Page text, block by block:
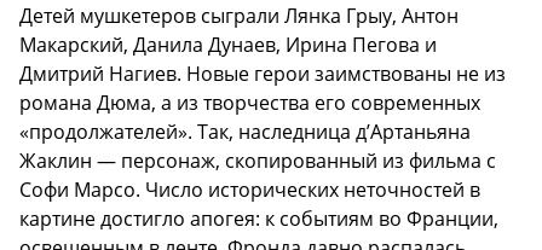
Детей мушкетеров сыграли Лянка Грыу, Антон
Макарский, Данила Дунаев, Ирина Пегова и
Дмитрий Нагиев. Новые герои заимствованы не из
романа Дюма, а из творчества его современных
«продолжателей». Так, наследница д’Артаньяна
Жаклин — персонаж, скопированный из фильма с
Софи Марсо. Число исторических неточностей в
картине достигло апогея: к событиям во Франции,